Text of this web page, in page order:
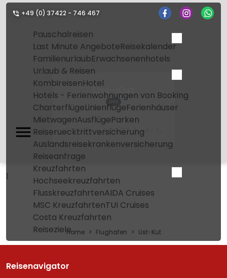
+49 (0) 37422 - 746 467
Pauschalreisen
Last Minute AngeboteReisekalender
FamilienurlaubErwachsenenhotels
Urlaub & Reisen
KombireisenHotel
Hotels - Ferienwohnungen von Booking
CharterflügeLinienflügeFerienhäuser
MietwagenAusflügeParken
Reiseruecktrittversicherung
Auslandsreisekrankenversicherung
Reiseanfrage
Kreuzfahrten
Hochseekreuzfahrten
FlusskreuzfahrtenAIDA Cruises
MSC KreuzfahrtenTUI Cruises
Costa Kreuzfahrten
Reiseziele
Ust-Kut
UKX
Home Flughafen Ust-Kut
1
Home Flughafen Ust-Kut
Reisenavigator